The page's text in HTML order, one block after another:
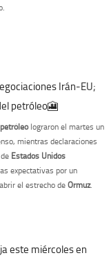
Irán-EU;
petróleo🎦
lograron el martes un
mientras declaraciones
Estados Unidos
expectativas por un
el estrecho deOrmuz.
este miércoles en